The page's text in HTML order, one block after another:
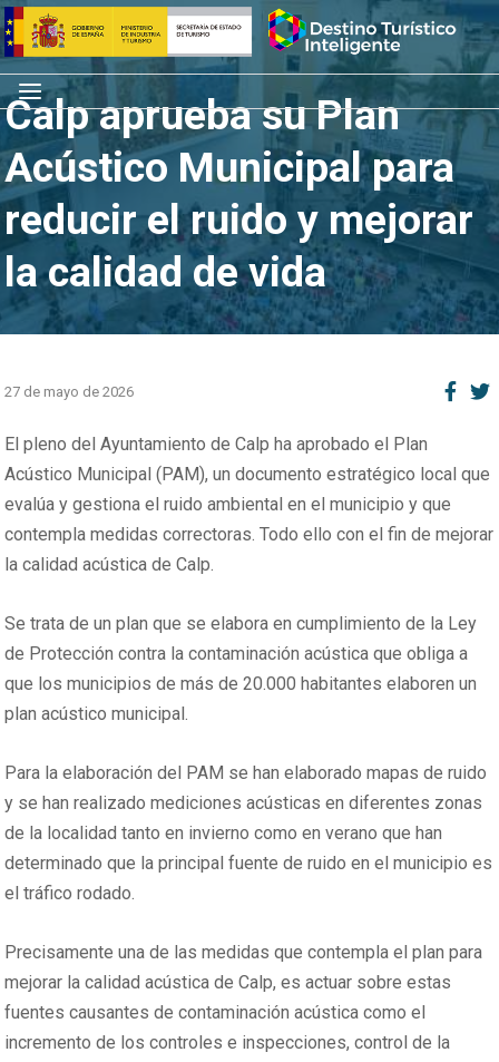
Saltar
al
contenido
Inicio
Menú
Calp aprueba su Plan
Acústico Municipal para
reducir el ruido y mejorar
la calidad de vida
27 de mayo de 2026
El pleno del Ayuntamiento de Calp ha aprobado el Plan
Acústico Municipal (PAM), un documento estratégico local que
evalúa y gestiona el ruido ambiental en el municipio y que
contempla medidas correctoras. Todo ello con el fin de mejorar
la calidad acústica de Calp.
Se trata de un plan que se elabora en cumplimiento de la Ley
de Protección contra la contaminación acústica que obliga a
que los municipios de más de 20.000 habitantes elaboren un
plan acústico municipal.
Para la elaboración del PAM se han elaborado mapas de ruido
y se han realizado mediciones acústicas en diferentes zonas
de la localidad tanto en invierno como en verano que han
determinado que la principal fuente de ruido en el municipio es
el tráfico rodado.
Precisamente una de las medidas que contempla el plan para
mejorar la calidad acústica de Calp, es actuar sobre estas
fuentes causantes de contaminación acústica como el
incremento de los controles e inspecciones, control de la